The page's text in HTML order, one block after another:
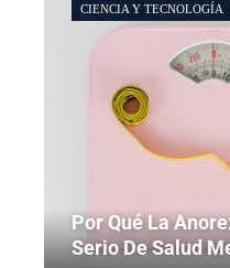
CIENCIA Y TECNOLOGÍA
Por Qué La
Serio De Salud